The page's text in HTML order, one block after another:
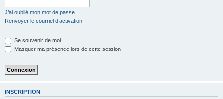
J’ai oublié mon mot de passe
Renvoyer le courriel d’activation
Se souvenir de moi
Masquer ma présence lors de cette session
INSCRIPTION